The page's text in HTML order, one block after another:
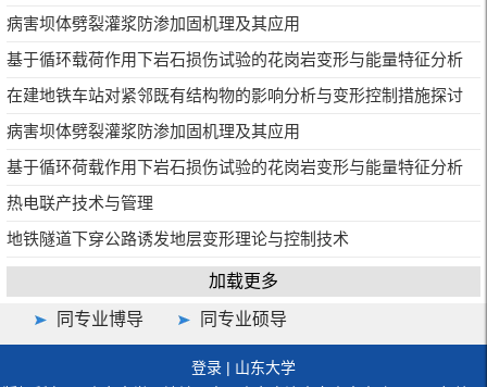
病害坝体劈裂灌浆防渗加固机理及其应用
基于循环载荷作用下岩石损伤试验的花岗岩变形与能量特征分析
在建地铁车站对紧邻既有结构物的影响分析与变形控制措施探讨
病害坝体劈裂灌浆防渗加固机理及其应用
基于循环荷载作用下岩石损伤试验的花岗岩变形与能量特征分析
热电联产技术与管理
地铁隧道下穿公路诱发地层变形理论与控制技术
加载更多
同专业博导 同专业硕导
登录 | 山东大学